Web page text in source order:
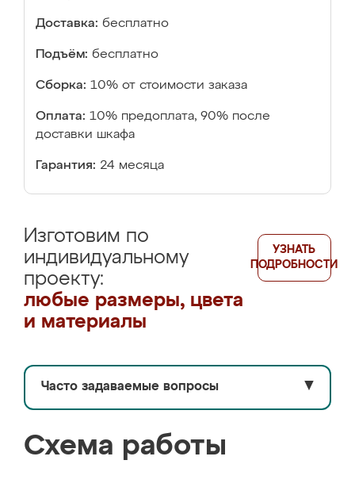
Доставка: бесплатно
Подъём: бесплатно
Сборка: 10% от стоимости заказа
Оплата: 10% предоплата, 90% после
доставки шкафа
Гарантия: 24 месяца
Изготовим по
индивидуальному
проекту:
любые размеры, цвета
и материалы
УЗНАТЬ
ПОДРОБНОСТИ
Часто задаваемые вопросы ▼
Схема работы